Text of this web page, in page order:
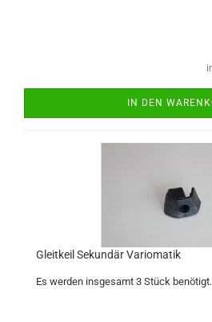
IN DEN
Gleitkeil Sekundär Variomatik
Es werden insgesamt 3 Stück benötigt.